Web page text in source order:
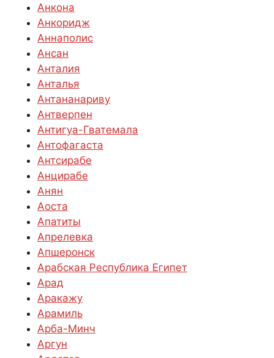
Анкона
Анкоридж
Аннаполис
Ансан
Анталия
Анталья
Антананариву
Антверпен
Антигуа-Гватемала
Антофагаста
Антсирабе
Анцирабе
Анян
Аоста
Апатиты
Апрелевка
Апшеронск
Арабская Республика Египет
Арад
Аракажу
Арамиль
Арба-Минч
Аргун